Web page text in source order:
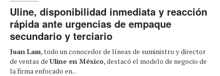
Uline, disponibilidad inmediata y reacción
rápida ante urgencias de empaque
secundario y terciario
Juan Lam, todo un conocedor de líneas de suministro y director
de ventas de Uline en México, destacó el modelo de negocio de
la firma enfocado en...